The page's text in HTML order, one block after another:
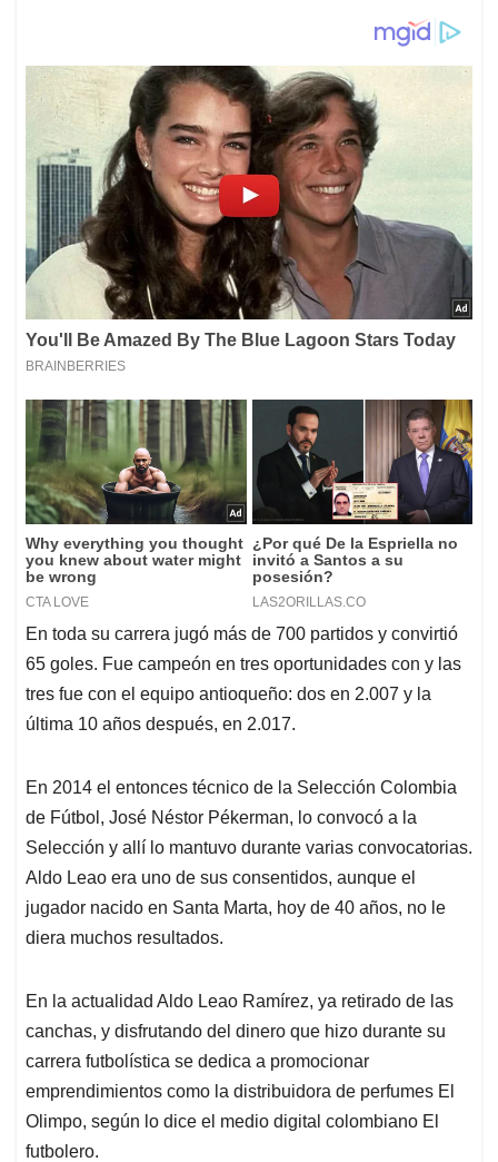
En toda su carrera jugó más de 700 partidos y convirtió
65 goles. Fue campeón en tres oportunidades con y las
tres fue con el equipo antioqueño: dos en 2.007 y la
última 10 años después, en 2.017.
En 2014 el entonces técnico de la Selección Colombia
de Fútbol, José Néstor Pékerman, lo convocó a la
Selección y allí lo mantuvo durante varias convocatorias.
Aldo Leao era uno de sus consentidos, aunque el
jugador nacido en Santa Marta, hoy de 40 años, no le
diera muchos resultados.
En la actualidad Aldo Leao Ramírez, ya retirado de las
canchas, y disfrutando del dinero que hizo durante su
carrera futbolística se dedica a promocionar
emprendimientos como la distribuidora de perfumes El
Olimpo, según lo dice el medio digital colombiano El
futbolero.